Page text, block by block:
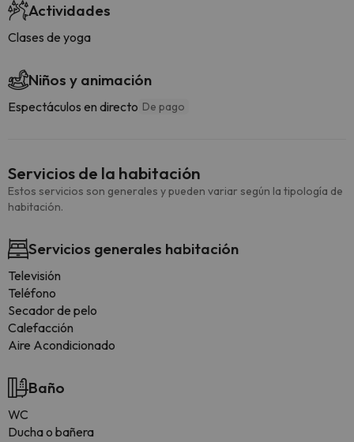
Actividades
Clases de yoga
Niños y animación
Espectáculos en directo De pago
Servicios de la habitación
Estos servicios son generales y pueden variar según la tipología de
habitación.
Servicios generales habitación
Televisión
Teléfono
Secador de pelo
Calefacción
Aire Acondicionado
Baño
WC
Ducha o bañera